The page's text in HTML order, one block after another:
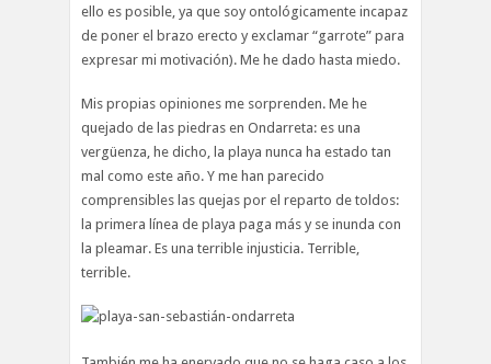
ello es posible, ya que soy ontológicamente incapaz
de poner el brazo erecto y exclamar “garrote” para
expresar mi motivación). Me he dado hasta miedo.
Mis propias opiniones me sorprenden. Me he
quejado de las piedras en Ondarreta: es una
vergüenza, he dicho, la playa nunca ha estado tan
mal como este año. Y me han parecido
comprensibles las quejas por el reparto de toldos:
la primera línea de playa paga más y se inunda con
la pleamar. Es una terrible injusticia. Terrible,
terrible.